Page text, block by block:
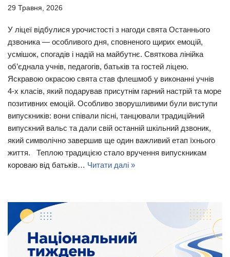
29 Травня, 2026
У ліцеї відбулися урочистості з нагоди свята Останнього
дзвоника — особливого дня, сповненого щирих емоцій,
усмішок, спогадів і надій на майбутнє. Святкова лінійка
об’єднала учнів, педагогів, батьків та гостей ліцею.
Яскравою окрасою свята став флешмоб у виконанні учнів
4-х класів, який подарував присутнім гарний настрій та море
позитивних емоцій. Особливо зворушливими були виступи
випускників: вони співали пісні, танцювали традиційний
випускний вальс та дали свій останній шкільний дзвоник,
який символічно завершив ще один важливий етап їхнього
життя. Теплою традицією стало вручення випускникам
короваю від батьків… Читати далі »